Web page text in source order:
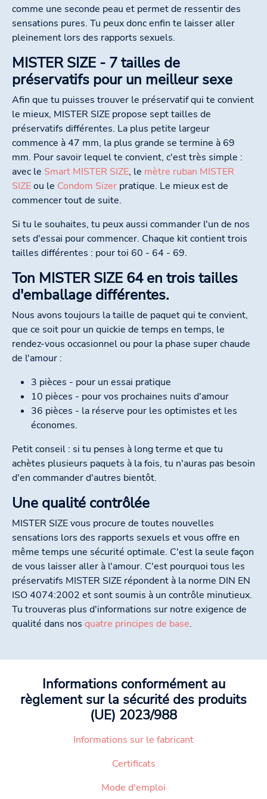
comme une seconde peau et permet de ressentir des
sensations pures. Tu peux donc enfin te laisser aller
pleinement lors des rapports sexuels.
MISTER SIZE - 7 tailles de
préservatifs pour un meilleur sexe
Afin que tu puisses trouver le préservatif qui te convient
le mieux, MISTER SIZE propose sept tailles de
préservatifs différentes. La plus petite largeur
commence à 47 mm, la plus grande se termine à 69
mm. Pour savoir lequel te convient, c'est très simple :
avec le Smart MISTER SIZE, le mètre ruban MISTER
SIZEou le Condom Sizer pratique. Le mieux est de
commencer tout de suite.
Si tu le souhaites, tu peux aussi commander l'un de nos
sets d'essai pour commencer. Chaque kit contient trois
tailles différentes : pour toi 60 - 64 - 69.
Ton MISTER SIZE 64 en trois tailles
d'emballage différentes.
Nous avons toujours la taille de paquet qui te convient,
que ce soit pour un quickie de temps en temps, le
rendez-vous occasionnel ou pour la phase super chaude
de l'amour :
3 pièces - pour un essai pratique
10 pièces - pour vos prochaines nuits d'amour
36 pièces - la réserve pour les optimistes et les
économes.
Petit conseil : si tu penses à long terme et que tu
achètes plusieurs paquets à la fois, tu n'auras pas besoin
d'en commander d'autres bientôt.
Une qualité contrôlée
MISTER SIZE vous procure de toutes nouvelles
sensations lors des rapports sexuels et vous offre en
même temps une sécurité optimale. C'est la seule façon
de vous laisser aller à l'amour. C'est pourquoi tous les
préservatifs MISTER SIZE répondent à la norme DIN EN
ISO 4074:2002 et sont soumis à un contrôle minutieux.
Tu trouveras plus d'informations sur notre exigence de
qualité dans nos quatre principes de base.
Informations conformément au
règlement sur la sécurité des produits
(UE) 2023/988
Informations sur le fabricant
Certificats
Mode d'emploi